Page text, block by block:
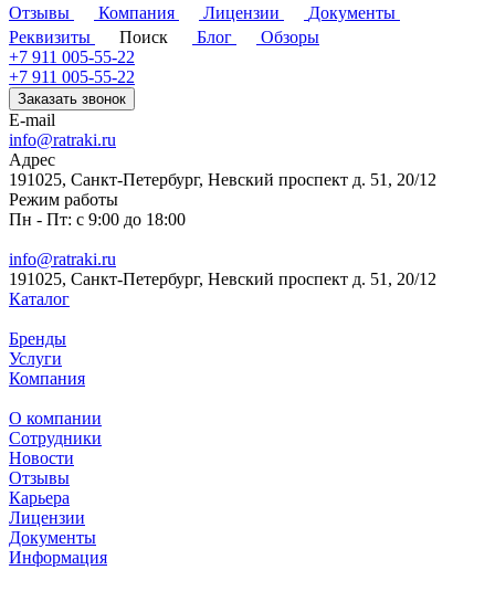
Отзывы
Компания Лицензии
Документы
Реквизиты
Поиск Блог
Обзоры
+7 911 005-55-22
+7 911 005-55-22
Заказать звонок
E-mail
info@ratraki.ru
Адрес
191025, Санкт-Петербург, Невский проспект д. 51, 20/12
Режим работы
Пн - Пт: с 9:00 до 18:00
info@ratraki.ru
191025, Санкт-Петербург, Невский проспект д. 51, 20/12
Каталог
Бренды
Услуги
Компания
О компании
Сотрудники
Новости
Отзывы
Карьера
Лицензии
Документы
Информация